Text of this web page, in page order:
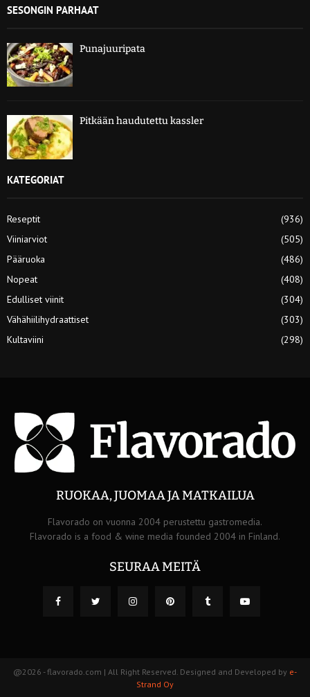
SESONGIN PARHAAT
Punajuuripata
Pitkään haudutettu kassler
KATEGORIAT
Reseptit
(936)
Viiniarviot
(505)
Pääruoka
(486)
Nopeat
(408)
Edulliset viinit
(304)
Vähähiilihydraattiset
(303)
Kultaviini
(298)
RUOKAA, JUOMAA JA MATKAILUA
Flavorado on vuonna 2004 perustettu gastromedia.
Flavorado is a food & wine media founded 2004 in Finland.
SEURAA MEITÄ
@2026 - flavorado.com | All Right Reserved. Designed and Developed by e-
Strand Oy